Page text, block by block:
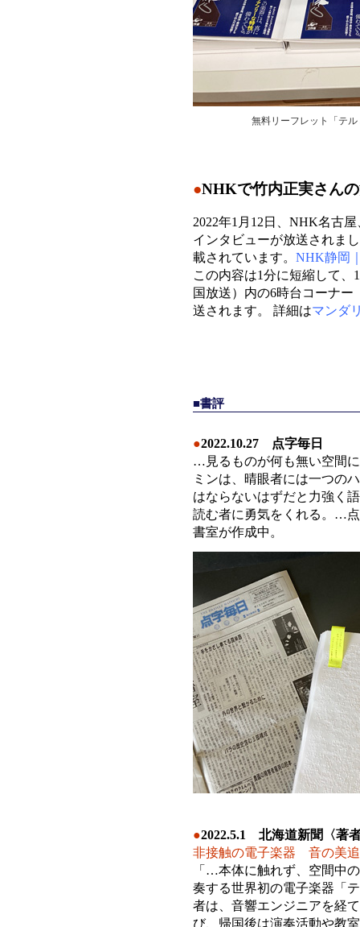
無料リーフレット「テ
●NHKで竹内正実さん
2022年1月12日、NHK名古
インタビューが放送されま
載されています。 NHK静岡
この内容は1分に短縮して
国放送）内の6時台コーナ
送されます。 詳細はマンダ
■書評
●2022.10.27 点字毎日
…見るものが何も無い空間
ミンは、晴眼者には一つの
はならないはずだと力強く
読む者に勇気をくれる。…
書室が作成中。
●2022.5.1 北海道新聞〈著
非接触の電子楽器 音の美
「…本体に触れず、空間中
奏する世界初の電子楽器「
者は、音響エンジニアを経